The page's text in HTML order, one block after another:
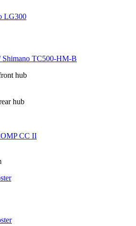
LG300
Shimano TC500-HM-B
hub
hub
CC II